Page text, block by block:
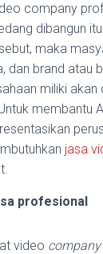
company
dibangun
maka
dan brand atau
miliki akan
membantu
jasa
profesional
video